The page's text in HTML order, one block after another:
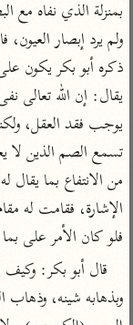
منتقاة
تفسير ابن القيم
تفسير ابن تيمية
عامّة
تفسير السمعاني
تفسير مكّي
محاسن التأويل
للقاسمي
تفسير الثعالبي
يقال: إن الله تعالى
يوجب فقد العقل،
فلو كان الأمر على